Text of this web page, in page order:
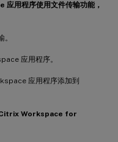
用程序使用文件传输功能，
应用程序。
应用程序添加到
Workspace for